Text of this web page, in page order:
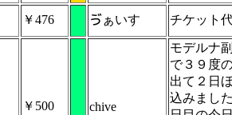
￥476 ゔぁいす チケット
￥500 chive
モデルナ
で３９度
出て２日
込みまし